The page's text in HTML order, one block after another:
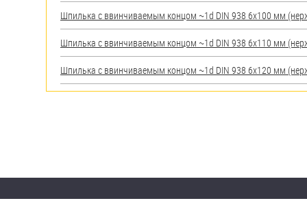
Шпилька c ввинчиваемым концом ~1d DIN 938 6х100 мм
Шпилька c ввинчиваемым концом ~1d DIN 938 6х110 мм
Шпилька c ввинчиваемым концом ~1d DIN 938 6х120 мм